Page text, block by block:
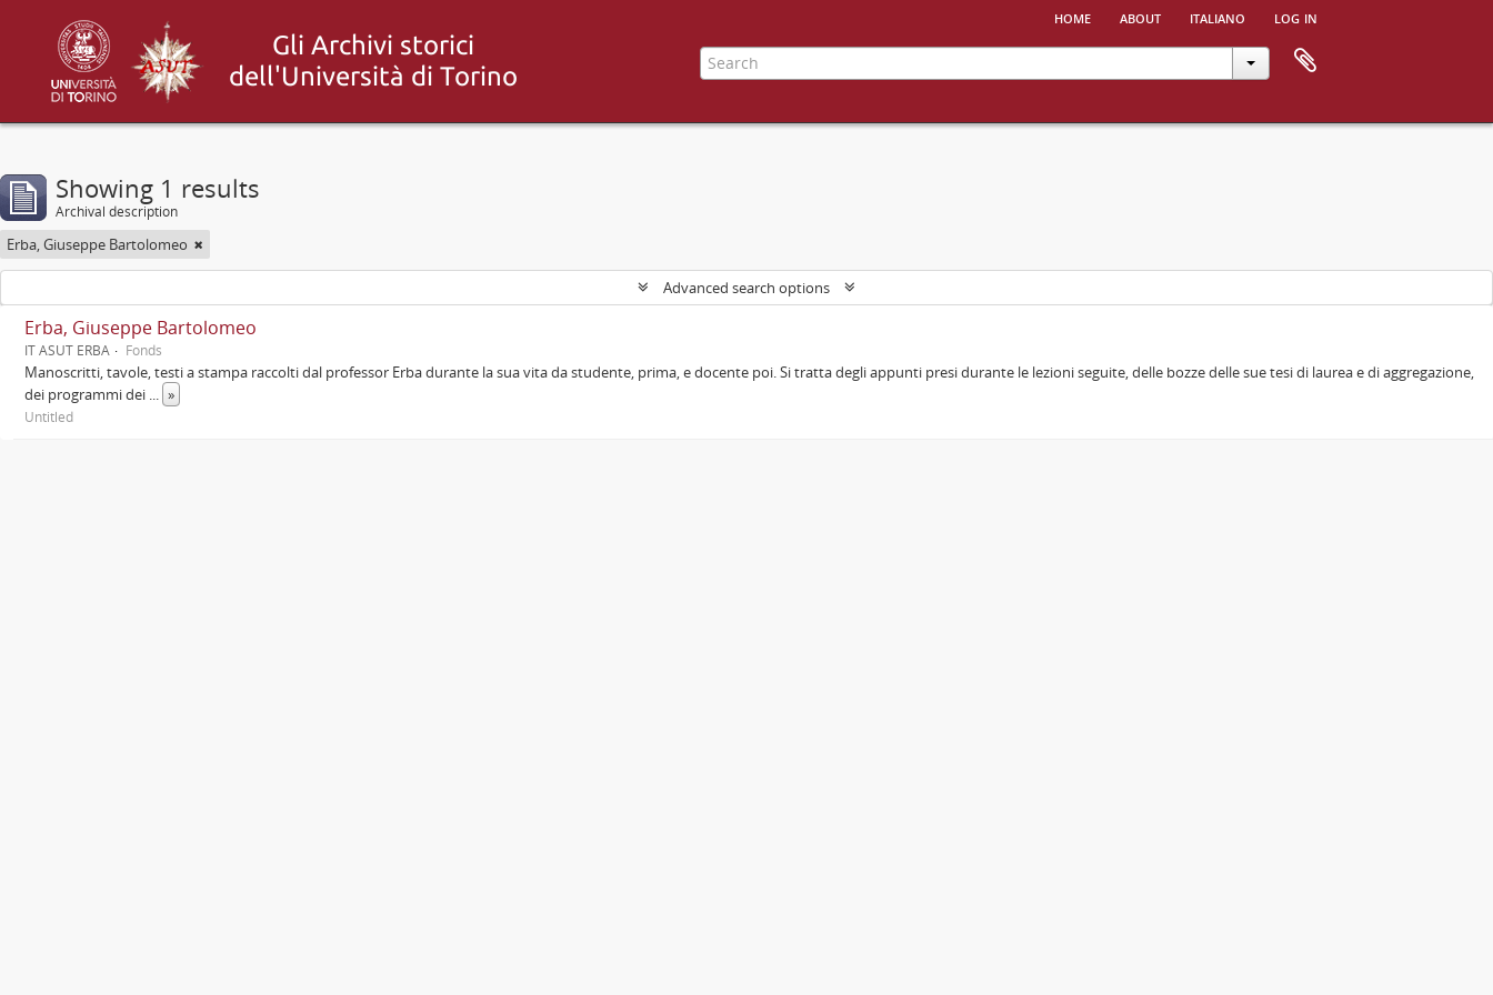
home about italiano log in
Showing 1 results
Archival description
Erba, Giuseppe Bartolomeo
Advanced search options
Erba, Giuseppe Bartolomeo
IT ASUT ERBA Fonds
Manoscritti, tavole, testi a stampa raccolti dal professor Erba durante la sua vita da studente, prima, e docente poi. Si tratta degli appunti presi durante le lezioni seguite, delle bozze delle sue tesi di laurea e di aggregazione,
dei programmi dei ... »
Untitled